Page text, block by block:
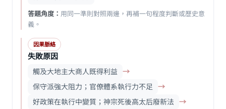
答題角度： 用同一準則對照兩邊，再補一句程度判斷或歷史意
義。
因果脈絡
失敗原因
觸及大地主大商人既得利益
→
保守派強大阻力；官僚體系執行力不足
→
好政策在執行中變質；神宗死後高太后廢新法
→